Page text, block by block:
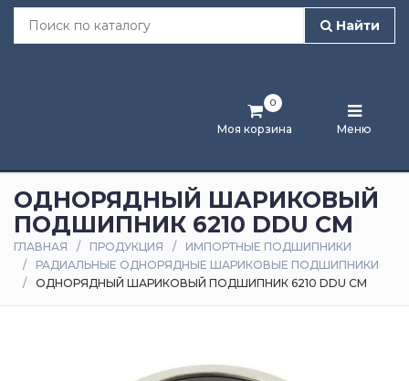
Найти
Моя корзина
0
Меню
Лента
и
статьи
Оплата
доставка
ОДНОРЯДНЫЙ ШАРИКОВЫЙ
ПОДШИПНИК 6210 DDU CM
ГЛАВНАЯ ПРОДУКЦИЯ
ИМПОРТНЫЕ ПОДШИПНИКИ
РАДИАЛЬНЫЕ ОДНОРЯДНЫЕ ШАРИКОВЫЕ ПОДШИПНИКИ
ОДНОРЯДНЫЙ ШАРИКОВЫЙ ПОДШИПНИК 6210 DDU CM